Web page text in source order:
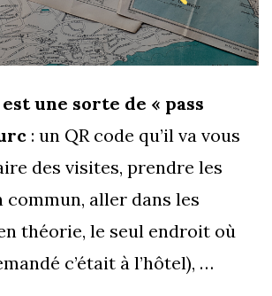
est une sorte de « pass
: un QR code qu’il va vous
des visites, prendre les
aller dans les
théorie, le seul endroit où
c’était à l’hôtel), …